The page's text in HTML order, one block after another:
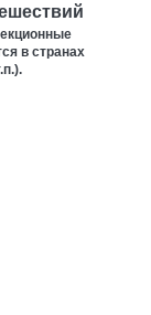
в странах